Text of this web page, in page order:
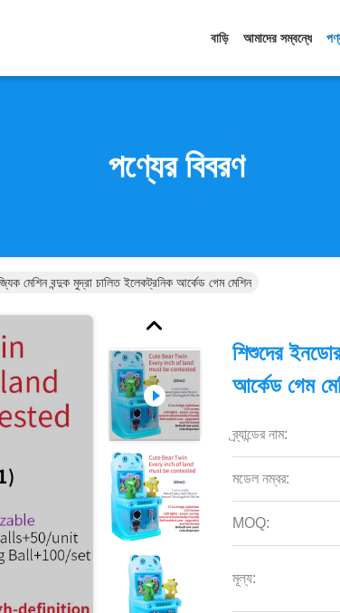
বাড়ি আমাদের সম্বন্ধে
পণ্যের বিবরণ
মেশিন বন্দুক মুদ্রা চালিত ইলেকট্রনিক আর্কেড গেম মেশিন
শিশুদের
আর্কেড গেম
ব্র্যান্ডের নাম:
মডেল নম্বর:
MOQ:
মূল্য: